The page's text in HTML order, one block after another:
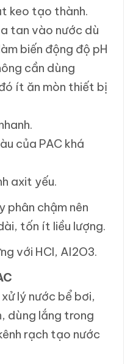
keo tạo thành.
tan vào nước dù
biến động độ pH
cần dùng
ít ăn mòn thiết bị
của PAC khá
axit yếu.
chậm nên
tốn ít liều lượng.
với HCl, Al2O3.
lý nước bể bơi,
dùng lắng trong
rạch tạo nước